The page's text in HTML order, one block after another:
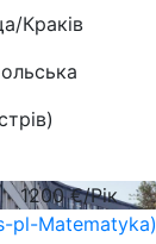
Краків
1200€/Рік
pl-Matematyka)